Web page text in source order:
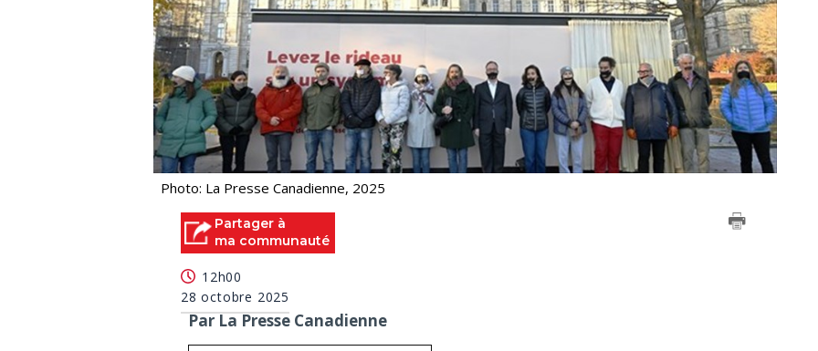
Photo: La Presse Canadienne, 2025
Partager à
ma communauté
12h00
28 octobre 2025
Par La Presse Canadienne